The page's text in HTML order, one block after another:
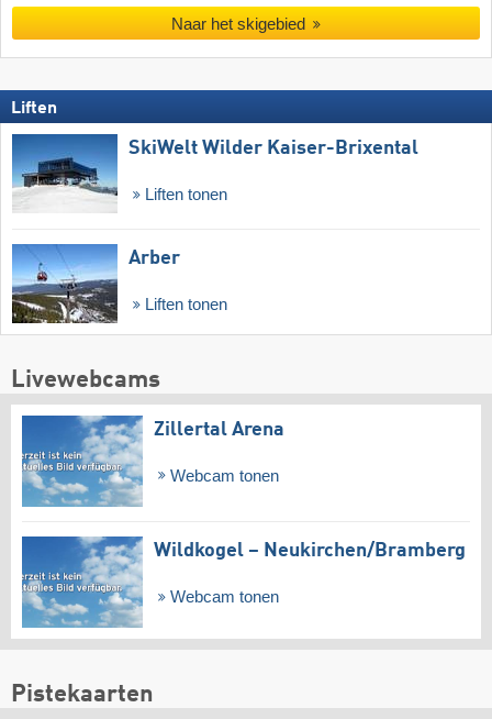
Naar het skigebied
Liften
SkiWelt Wilder Kaiser-Brixental
Liften tonen
Arber
Liften tonen
Livewebcams
Zillertal Arena
Webcam tonen
Wildkogel – Neukirchen/​Bramberg
Webcam tonen
Pistekaarten